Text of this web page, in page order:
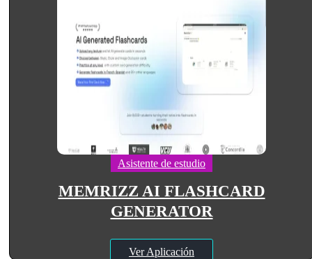
Asistente de estudio
MEMRIZZ AI FLASHCARD
GENERATOR
Ver Aplicación